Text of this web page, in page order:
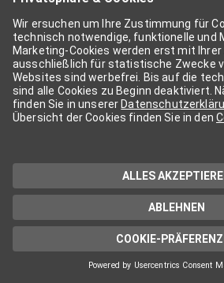
APA-User
Services der APA-Gruppe. Für die Nutzung
kann eine weitere Freischaltung nötig sein.
Bestellung und genauer Kosteninformation
Wenn nicht anders erwähnt, gelten die
Geschäftsbedingungender APA - Austria
Die von Ihnen angegebenen Daten werden
Zwecke der Demo-Nutzung bzw. des
Eine darüber hinaus gehende oder
technischen Support stehen wir Ihnen
Datenschutzerklärung
Cookie-Präferenzen